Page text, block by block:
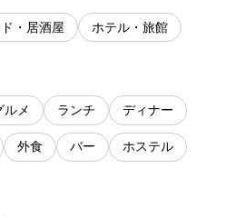
・居酒屋 ホテル・旅館
ルメ ランチ ディナー
外食 バー ホステル